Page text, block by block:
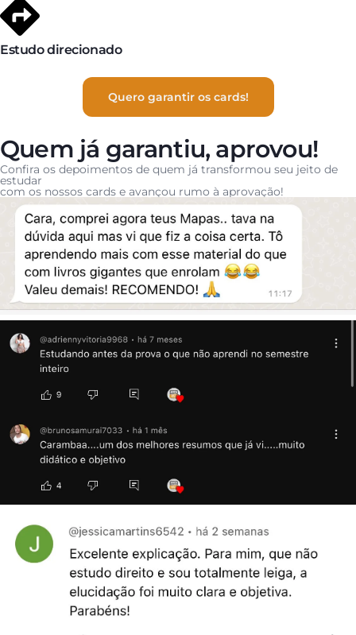
Estudo direcionado
Quero garantir os cards!
Quem já garantiu, aprovou!
Confira os depoimentos de quem já transformou seu jeito de
estudar
com os nossos cards e avançou rumo à aprovação!